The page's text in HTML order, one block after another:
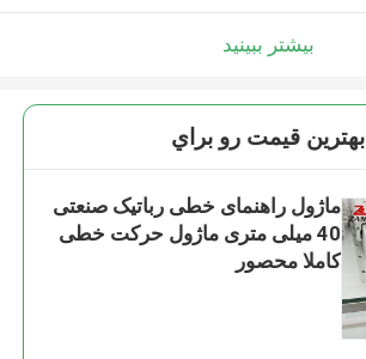
بیشتر ببینید
بهترين قيمت رو براي
ماژول راهنمای خطی رباتیک صنعتی
40 میلی متری ماژول حرکت خطی
کاملا محصور